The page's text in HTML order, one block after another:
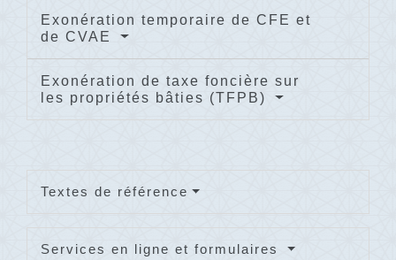
Exonération temporaire de CFE et
de CVAE
Exonération de taxe foncière sur
les propriétés bâties (TFPB)
Textes de référence
Services en ligne et formulaires